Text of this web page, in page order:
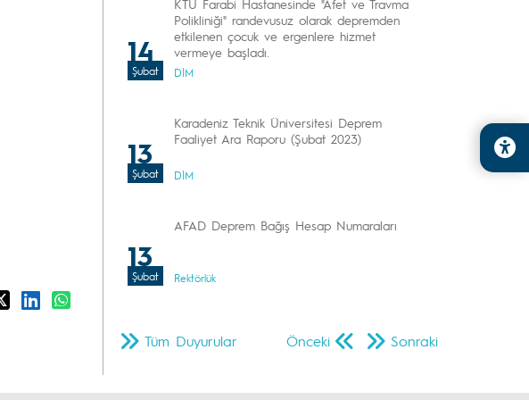
14
Şubat
KTÜ Farabi Hastanesinde "Afet ve Travma
Polikliniği" randevusuz olarak depremden
etkilenen çocuk ve ergenlere hizmet
vermeye başladı.
DİM
13
Şubat
Karadeniz Teknik Üniversitesi Deprem
Faaliyet Ara Raporu (Şubat 2023)
DİM
13
Şubat
AFAD Deprem Bağış Hesap Numaraları
Rektörlük
Önceki Sonraki
Tüm Duyurular